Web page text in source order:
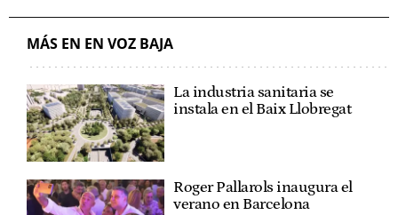
MÁS EN EN VOZ BAJA
La industria sanitaria se
instala en el Baix Llobregat
Roger Pallarols inaugura el
verano en Barcelona